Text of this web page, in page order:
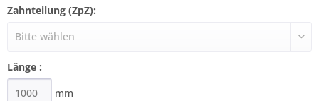
Zahnteilung (ZpZ):
Länge :
mm